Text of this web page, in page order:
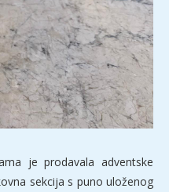
je prodavala adventske
sekcija s puno uloženog